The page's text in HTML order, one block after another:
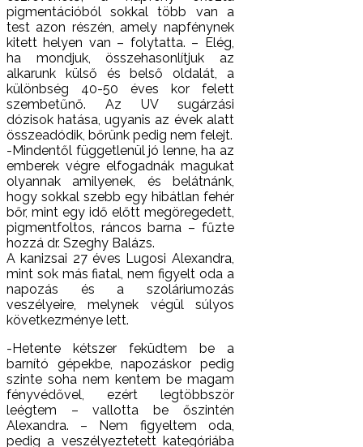
pigmentációból sokkal több van a
test azon részén, amely napfénynek
kitett helyen van – folytatta. – Elég,
ha mondjuk, összehasonlítjuk az
alkarunk külső és belső oldalát, a
különbség 40-50 éves kor felett
szembetűnő. Az UV sugárzási
dózisok hatása, ugyanis az évek alatt
összeadódik, bőrünk pedig nem felejt.
-Mindentől függetlenül jó lenne, ha az
emberek végre elfogadnák magukat
olyannak amilyenek, és belátnánk,
hogy sokkal szebb egy hibátlan fehér
bőr, mint egy idő előtt megöregedett,
pigmentfoltos, ráncos barna – fűzte
hozzá dr. Szeghy Balázs.
A kanizsai 27 éves Lugosi Alexandra,
mint sok más fiatal, nem figyelt oda a
napozás és a szoláriumozás
veszélyeire, melynek végül súlyos
következménye lett.
-Hetente kétszer feküdtem be a
barnító gépekbe, napozáskor pedig
szinte soha nem kentem be magam
fényvédővel, ezért legtöbbször
leégtem – vallotta be őszintén
Alexandra. – Nem figyeltem oda,
pedig a veszélyeztetett kategóriába